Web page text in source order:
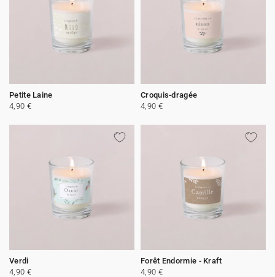
Petite Laine
4,90 €
Croquis-dragée
4,90 €
Verdi
4,90 €
Forêt Endormie - Kraft
4,90 €